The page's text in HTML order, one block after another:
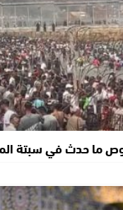
ما حدث في سبتة